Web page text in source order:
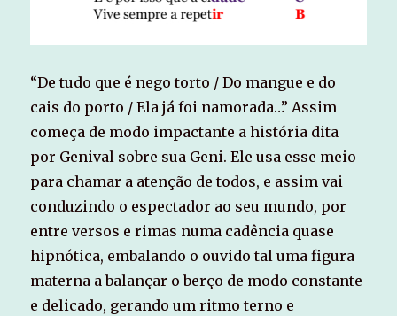
“De tudo que é nego torto / Do mangue e do
cais do porto / Ela já foi namorada…” Assim
começa de modo impactante a história dita
por Genival sobre sua Geni. Ele usa esse meio
para chamar a atenção de todos, e assim vai
conduzindo o espectador ao seu mundo, por
entre versos e rimas numa cadência quase
hipnótica, embalando o ouvido tal uma figura
materna a balançar o berço de modo constante
e delicado, gerando um ritmo terno e